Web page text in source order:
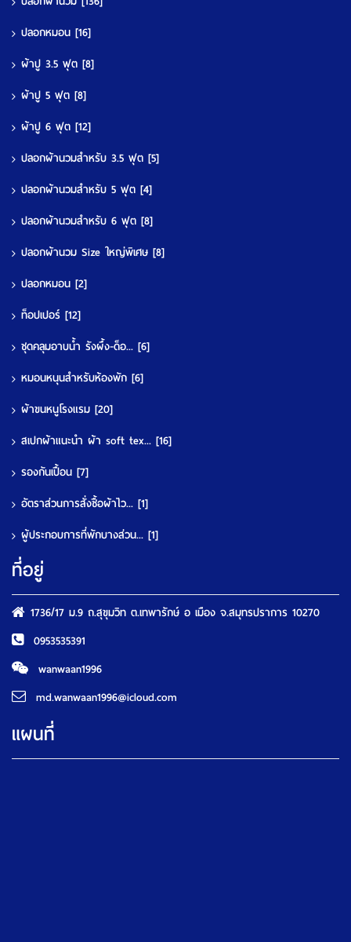
ปลอกหมอน [16]
ผ้าปู 3.5 ฟุต [8]
ผ้าปู 5 ฟุต [8]
ผ้าปู 6 ฟุต [12]
ปลอกผ้านวมสำหรับ 3.5 ฟุต [5]
ปลอกผ้านวมสำหรับ 5 ฟุต [4]
ปลอกผ้านวมสำหรับ 6 ฟุต [8]
ปลอกผ้านวม Size ใหญ่พิเศษ [8]
ปลอกหมอน [2]
ท็อปเปอร์ [12]
ชุดคลุมอาบน้ำ รังผึ้ง-ด็อ... [6]
หมอนหนุนสำหรับห้องพัก [6]
ผ้าขนหนูโรงแรม [20]
สเปกผ้าแนะนำ ผ้า soft tex... [16]
รองกันเปื้อน [7]
อัตราส่วนการสั่งซื้อผ้าไว... [1]
ผู้ประกอบการที่พักบางส่วน... [1]
ที่อยู่
1736/17 ม.9 ถ.สุขุมวิท ต.เทพารักษ์ อ เมือง จ.สมุทรปราการ 10270
0953535391
wanwaan1996
md.wanwaan1996@icloud.com
แผนที่